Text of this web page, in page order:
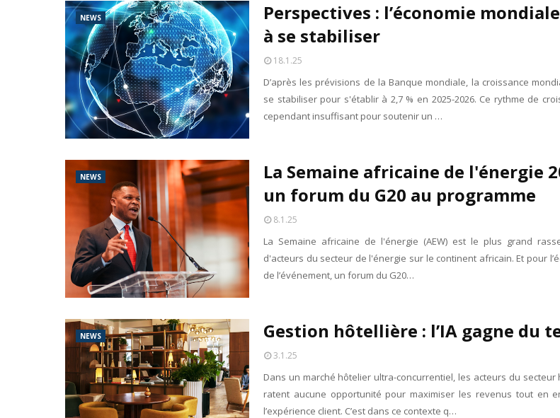
-
Course à l'IA : Meta envisage
VTC : Yango Group veut
Unknown-May 22 2026
Marques françaises : Chanel
Art et médias sociaux : à l'ère
Unknown
May 09 2026
Tourisme : l'Afrique fait le pari
Unknown- May 03 2026
Industrie musicale : zoom sur la
Unknown-Apr 19 2026
NEWS
Perspectives : l’économie
à se stabiliser
18.1.25
D’après les prévisions de la Banque mondiale, la croissance
se stabiliser pour s'établir à 2,7 % en 2025-2026. Ce rythme de
cependant insuffisant pour soutenir un …
NEWS
La Semaine africaine de l'énergie
un forum du G20 au programme
8.1.25
La Semaine africaine de l'énergie (AEW) est le plus grand
d'acteurs du secteur de l'énergie sur le continent africain. Et pour
de l’événement, un forum du G20…
NEWS Gestion hôtellière : l’IA gagne du
3.1.25
Dans un marché hôtelier ultra-concurrentiel, les acteurs du secteur
ratent aucune opportunité pour maximiser les revenus tout en
l’expérience client. C’est dans ce contexte q…